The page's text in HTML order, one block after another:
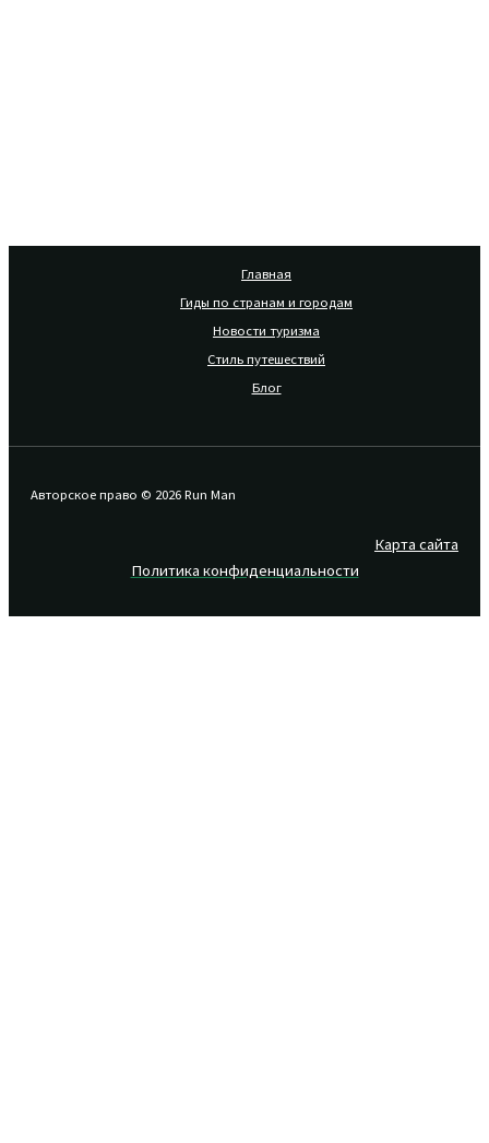
Главная
Гиды по странам и городам
Новости туризма
Стиль путешествий
Блог
Авторское право © 2026 Run Man
Карта сайта
Политика конфиденциальности